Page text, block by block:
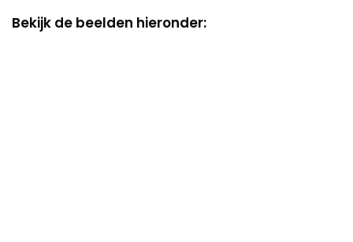
Bekijk de beelden hieronder: